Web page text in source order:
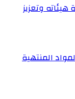
وتعزيز
المنتهية